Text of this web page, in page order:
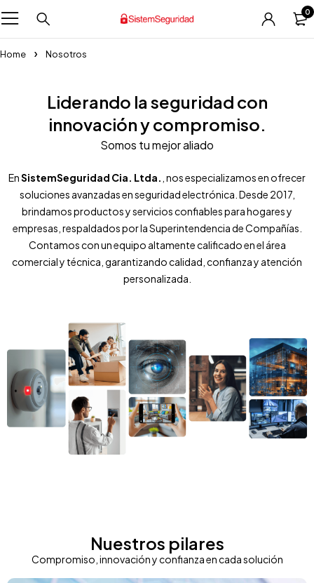
0
Home Nosotros
Liderando la seguridad con
innovación y compromiso.
Somos tu mejor aliado
EnSistemSeguridad Cia. Ltda. , nos especializamos en ofrecer
soluciones avanzadas en seguridad electrónica. Desde 2017,
brindamos productos y servicios confiables para hogares y
empresas, respaldados por la Superintendencia de Compañías.
Contamos con un equipo altamente calificado en el área
comercial y técnica, garantizando calidad, confianza y atención
personalizada.
Nuestros pilares
Compromiso, innovación y confianza en cada solución